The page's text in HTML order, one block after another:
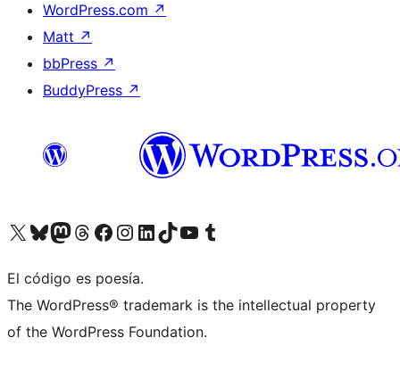
WordPress.com ↗
Matt ↗
bbPress ↗
BuddyPress ↗
Visita nuestra cuenta de X (anteriormente Twitter)
Visit our Bluesky account
Visit our Mastodon account
Visit our Threads account
Visita nuestra página de Facebook
Visita nuestra cuenta de Instagram
Visita nuestra cuenta de LinkedIn
Visit our TikTok account
Visita nuestro canal de YouTube
Visit our Tumblr account
El código es poesía.
The WordPress® trademark is the intellectual property
of the WordPress Foundation.